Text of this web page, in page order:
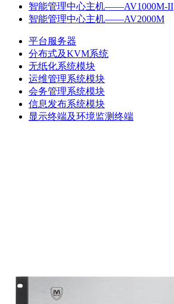
智能管理中心主机——AV1000M-II
智能管理中心主机——AV2000M
平台服务器
分布式及KVM系统
无纸化系统模块
运维管理系统模块
会务管理系统模块
信息发布系统模块
显示终端及环境监测终端